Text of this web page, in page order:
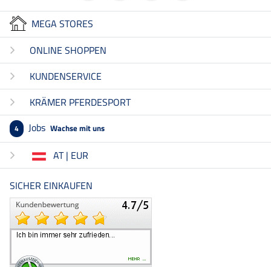
MEGA STORES
ONLINE SHOPPEN
KUNDENSERVICE
KRÄMER PFERDESPORT
4 Jobs Wachse mit uns
AT | EUR
SICHER EINKAUFEN